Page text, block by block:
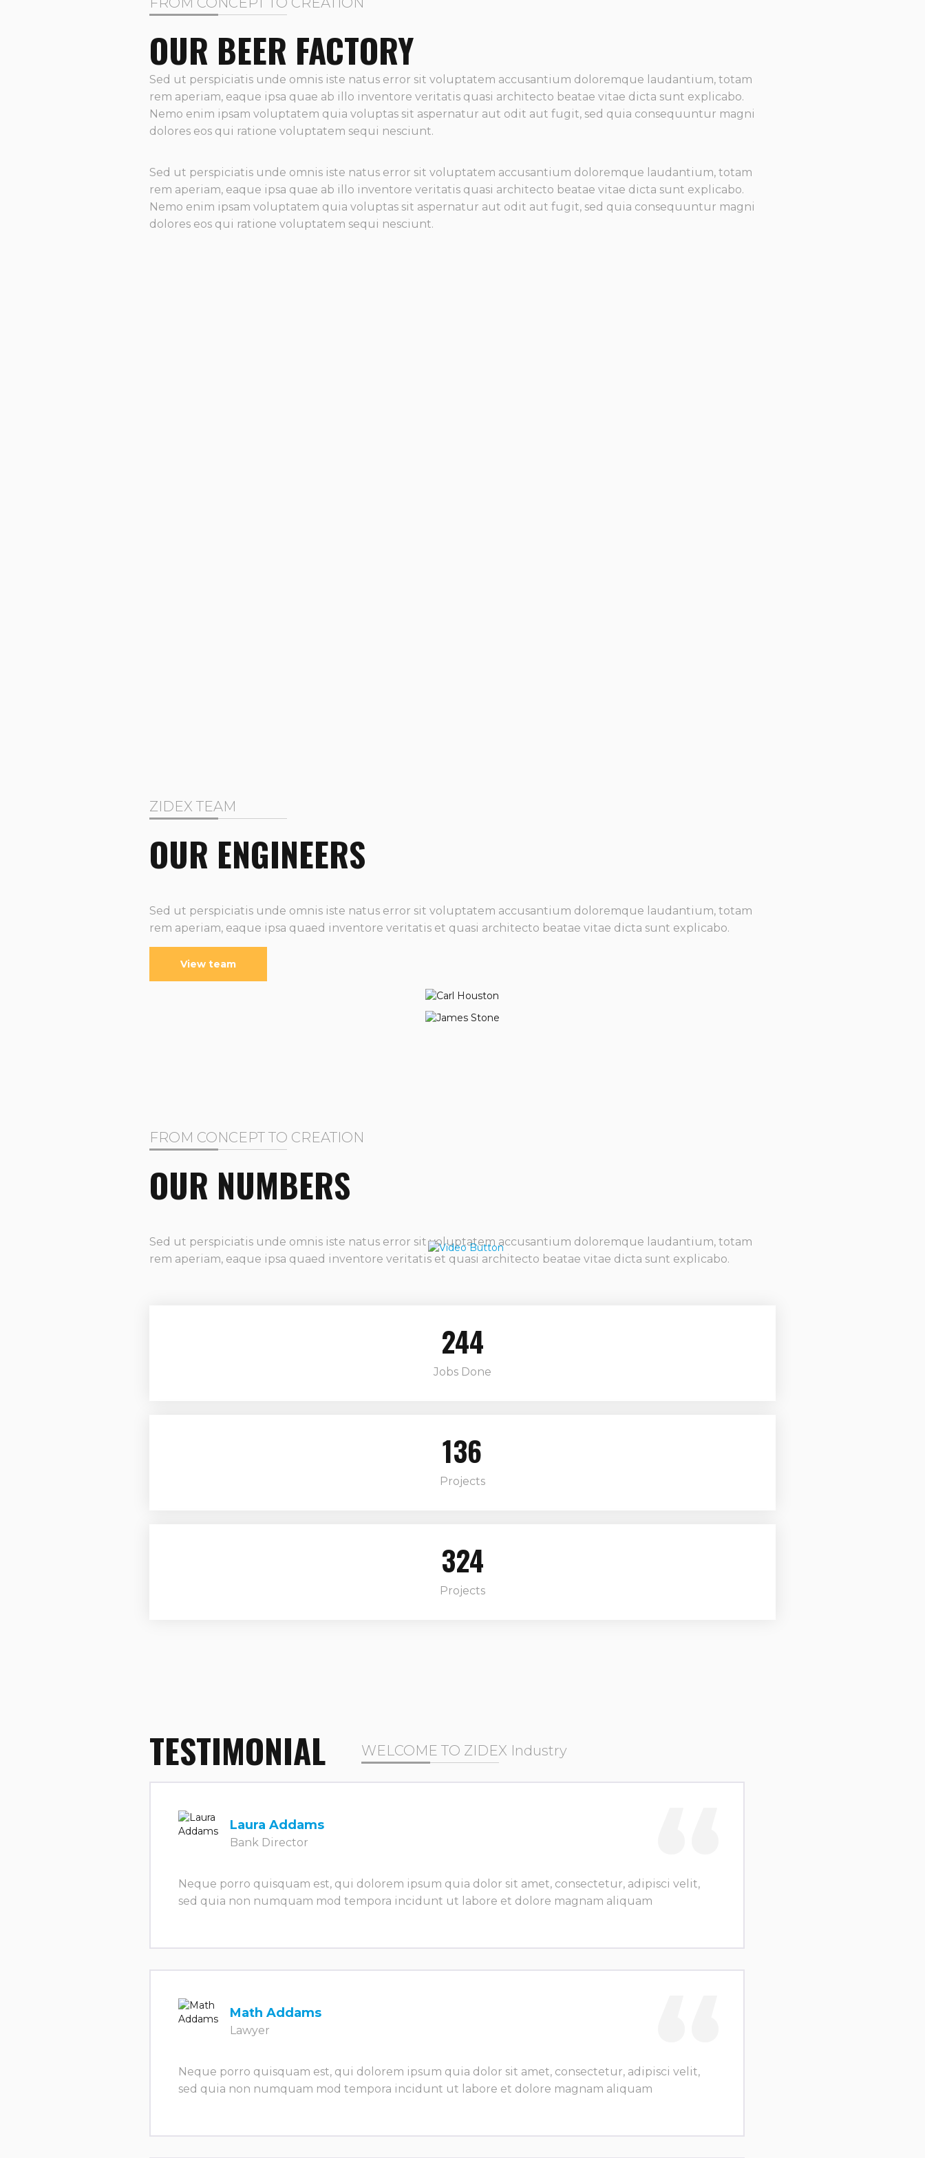
OUR BEER FACTORY
Sed ut perspiciatis unde omnis iste natus error sit voluptatem accusantium doloremque laudantium, totam
rem aperiam, eaque ipsa quae ab illo inventore veritatis quasi architecto beatae vitae dicta sunt explicabo.
Nemo enim ipsam voluptatem quia voluptas sit aspernatur aut odit aut fugit, sed quia consequuntur magni
dolores eos qui ratione voluptatem sequi nesciunt.
Sed ut perspiciatis unde omnis iste natus error sit voluptatem accusantium doloremque laudantium, totam
rem aperiam, eaque ipsa quae ab illo inventore veritatis quasi architecto beatae vitae dicta sunt explicabo.
Nemo enim ipsam voluptatem quia voluptas sit aspernatur aut odit aut fugit, sed quia consequuntur magni
dolores eos qui ratione voluptatem sequi nesciunt.
OUR ENGINEERS
ZIDEX TEAM
Sed ut perspiciatis unde omnis iste natus error sit voluptatem accusantium doloremque laudantium, totam
rem aperiam, eaque ipsa quaed inventore veritatis et quasi architecto beatae vitae dicta sunt explicabo.
View team
OUR NUMBERS
FROM CONCEPT TO CREATION
Sed ut perspiciatis unde omnis iste natus error sit voluptatem accusantium doloremque laudantium, totam
rem aperiam, eaque ipsa quaed inventore veritatis et quasi architecto beatae vitae dicta sunt explicabo.
244
Jobs Done
136
Projects
324
Projects
TESTIMONIAL WELCOME TO ZIDEX Industry
Laura Addams
Bank Director
Neque porro quisquam est, qui dolorem ipsum quia dolor sit amet, consectetur, adipisci velit,
sed quia non numquam mod tempora incidunt ut labore et dolore magnam aliquam
Math Addams
Lawyer
Neque porro quisquam est, qui dolorem ipsum quia dolor sit amet, consectetur, adipisci velit,
sed quia non numquam mod tempora incidunt ut labore et dolore magnam aliquam